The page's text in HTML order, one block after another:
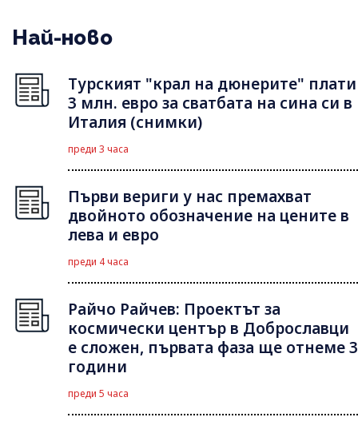
Най-ново
Турският "крал на дюнерите" плати
3 млн. евро за сватбата на сина си в
Италия (снимки)
преди 3 часа
Първи вериги у нас премахват
двойното обозначение на цените в
лева и евро
преди 4 часа
Райчо Райчев: Проектът за
космически център в Доброславци
е сложен, първата фаза ще отнеме 3
години
преди 5 часа